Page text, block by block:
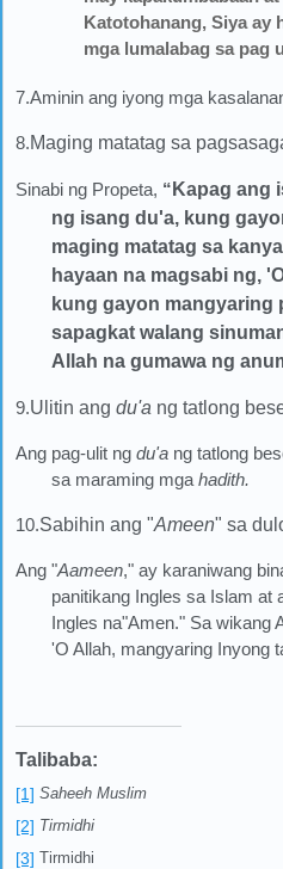
Katotohanang, Siya ay
mga lumalabag sa pag
7.Aminin ang iyong mga
8.Maging matatag sa
Sinabi ng Propeta, “ Kapag ang
ng isang du'a, kung
maging matatag sa
hayaan na magsabi ng,
kung gayon mangyaring
sapagkat walang
Allah na gumawa ng
9.Ulitin ang du'a ng tatlong
Ang pag-ulit ng du'a ng tatlong
sa maraming mgahadith.
10.Sabihin ang "Ameen" sa
Ang "Aameen," ay karaniwang
panitikang Ingles sa Islam at
Ingles na"Amen." Sa wikang
'O Allah, mangyaring Inyong
Talibaba:
[1] Saheeh Muslim
[2] Tirmidhi
[3] Tirmidhi